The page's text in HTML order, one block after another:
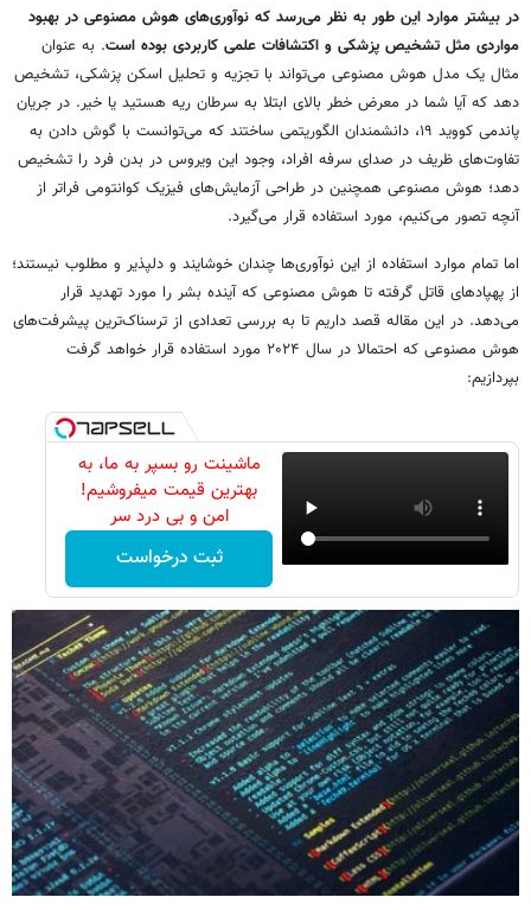
در بیشتر موارد این طور به نظر می‌رسد که نوآوری‌های هوش مصنوعی در بهبود
مواردی مثل تشخیص پزشکی و اکتشافات علمی کاربردی بوده است. به عنوان
مثال یک مدل هوش مصنوعی می‌تواند با تجزیه و تحلیل اسکن پزشکی، تشخیص
دهد که آیا شما در معرض خطر بالای ابتلا به سرطان ریه هستید یا خیر. در جریان
پاندمی کووید ۱۹، دانشمندان الگوریتمی ساختند که می‌توانست با گوش دادن به
تفاوت‌های ظریف در صدای سرفه افراد، وجود این ویروس در بدن فرد را تشخیص
دهد؛ هوش مصنوعی همچنین در طراحی آزمایش‌های فیزیک کوانتومی فراتر از
آنچه تصور می‌کنیم، مورد استفاده قرار می‌گیرد.
اما تمام موارد استفاده از این نوآوری‌ها چندان خوشایند و دلپذیر و مطلوب نیستند؛
از پهپادهای قاتل گرفته تا هوش مصنوعی که آینده بشر را مورد تهدید قرار
می‌دهد. در این مقاله قصد داریم تا به بررسی تعدادی از ترسناک‌ترین پیشرفت‌های
هوش مصنوعی که احتمالا در سال ۲۰۲۴ مورد استفاده قرار خواهد گرفت
بپردازیم:
ماشینت رو بسپر به ما، به
بهترین قیمت میفروشیم!
امن و بی درد سر
ثبت درخواست